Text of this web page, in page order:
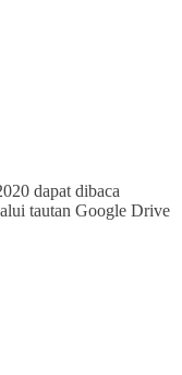
dapat dibaca
tautan Google Drive